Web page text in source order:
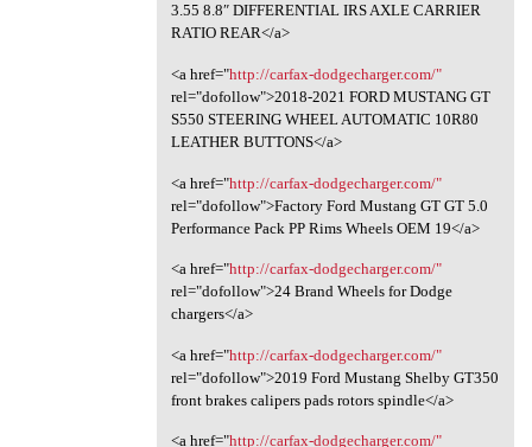
3.55 8.8″ DIFFERENTIAL IRS AXLE CARRIER
RATIO REAR</a>
<a href="http://carfax-dodgecharger.com/"
rel="dofollow">2018-2021 FORD MUSTANG GT
S550 STEERING WHEEL AUTOMATIC 10R80
LEATHER BUTTONS</a>
<a href="http://carfax-dodgecharger.com/"
rel="dofollow">Factory Ford Mustang GT GT 5.0
Performance Pack PP Rims Wheels OEM 19</a>
<a href="http://carfax-dodgecharger.com/"
rel="dofollow">24 Brand Wheels for Dodge
chargers</a>
<a href="http://carfax-dodgecharger.com/"
rel="dofollow">2019 Ford Mustang Shelby GT350
front brakes calipers pads rotors spindle</a>
<a href="http://carfax-dodgecharger.com/"